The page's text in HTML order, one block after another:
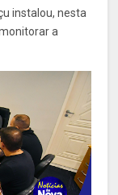
instalou, nesta
a